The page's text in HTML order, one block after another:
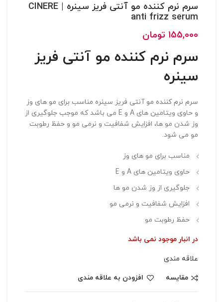
سرم نرم کننده مو آنتی فریز سینره | CINERE
anti frizz serum
155,000 تومان
سرم نرم کننده مو آنتی فریز
سینره
سرم نرم کننده مو آنتی فریز سینره مناسب برای مو های وز
و حاوی ویتامین های A و E می باشد که موجب جلوگیری از
وز شدن مو ها، افزایش شفافیت و نرمی مو و حفظ رطوبت
مو می شود.
مناسب برای مو های وز
حاوی ویتامین های A و E
جلوگیری از وز شدن مو ها
افزایش شفافیت و نرمی مو
حفظ رطوبت مو
در انبار موجود نمی باشد
علاقه مندی
مقایسه
افزودن به علاقه مندی